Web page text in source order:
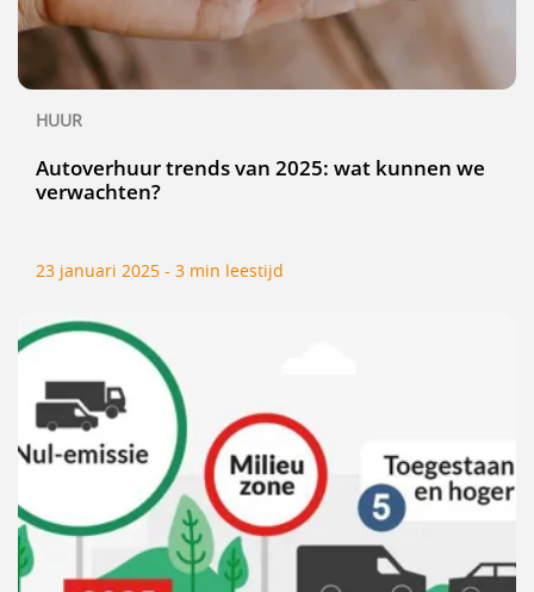
HUUR
Autoverhuur trends van 2025: wat kunnen we
verwachten?
23 januari 2025 - 3 min leestijd